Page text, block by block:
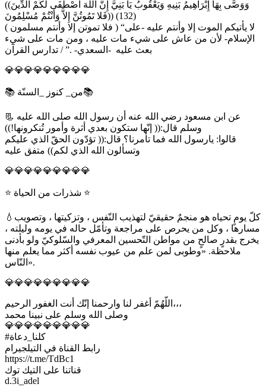
((وَوَصَّى بِهَا إِبْرَاهِيمُ بَنِيهِ وَيَعْقُوبُ يَا بَنِيَّ إِنَّ اللَّهَ اصْطَفَى لَكُمْ الدِّينَ
فَلا تَمُوتُنَّ إِلاَّ وَأَنْتُمْ مُسْلِمُونَ)) (132)
( فلا تموتن إلا وأنتم مسلمون ) “لا يأتيكم الموت إلا وأنتم عليه -على
الإسلام- لأن من عاش على شيء مات عليه ، ومن مات على شيء
بعث عليه -السعدي- .” / تدارس القرآن
💎💎💎💎💎💎💎💎💎
📚 من_ كنوز _السنّة📚
📃 عن ابن مسعود رضي الله عنه أن رسول الله صلى الله عليه
وسلم قال:(( إنّها ستكون بعدي أثرة وأمور تُنكرونها!))
قالوا: يارسول الله فما تأمرنا؟ قال:(( تؤدّون الحقّ الذي عليكم
وتسألون الله الذي لكم)) متفق عليه
💎💎💎💎💎💎💎💎💎
⭐️ شذرات من الحياة ⭐️
💧كلّ يومٍ تحياه هو منجمٌ حقيقيّ لتهذيب النّفس ، وتزكيتها ، وتصويب
مسارها ، وكل من يحرص على مراجعة وتأمّل حاله في يومه وليلته ،
يخرج بقدرٍ صالحٍ من مواطن التّحسين المعرفي والسّلوكيّ ولو بأدنى
ملاحظة. «وطوبى لمن علم من عيوب نفسه أكثر مما يعلم منها
النّاس».
💎💎💎💎💎💎💎💎💎
اللّهُمّ أغفر لنا وارحمنا إنّك أنت الغفور الرحيم،،،
وصلى الله وسلم على نبينا محمد
💎💎💎💎💎💎💎💎💎
#كلنا_دعاة
رابط القناة في التيلجيرام
https://t.me/TdBc1
قناتنا على التيك توك
‏d.3i_adel